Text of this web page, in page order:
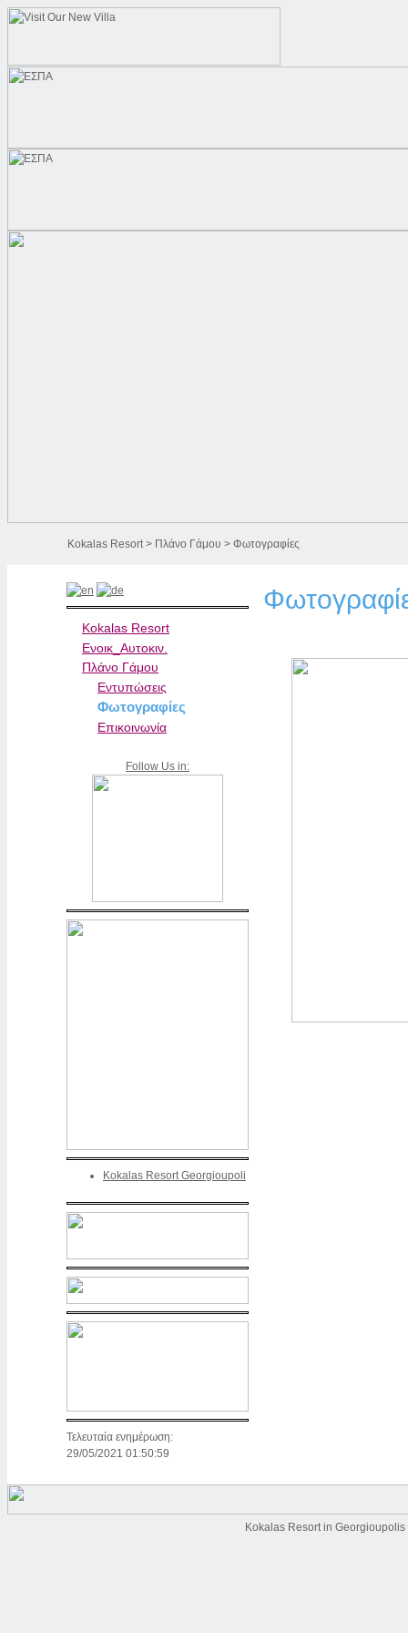
Kokalas Resort> Πλάνο Γάμου > Φωτογραφίες
Kokalas Resort
Ενοικ_Αυτοκιν.
Πλάνο Γάμου
Εντυπώσεις
Φωτογραφίες
Επικοινωνία
Follow Us in:
Kokalas Resort Georgioupoli
Τελευταία ενημέρωση:
29/05/2021 01:50:59
Kokalas Resort in